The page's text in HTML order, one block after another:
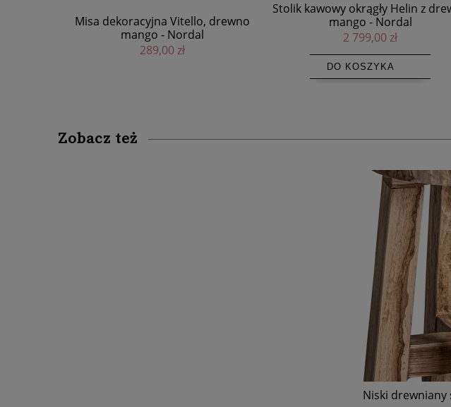
mango - Nordal
2 799,00 zł
Konsola drewniana Toke
Nordal
6 299,00 zł
DO KOSZYKA
Zobacz też
Niski drewniany